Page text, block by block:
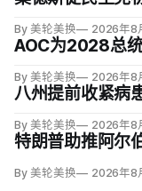
By 美轮美换 2026年8
AOC为2028总
By 美轮美换 2026年8
八州提前收紧病
By 美轮美换 2026年8
特朗普助推阿尔
By 美轮美换 2026年8